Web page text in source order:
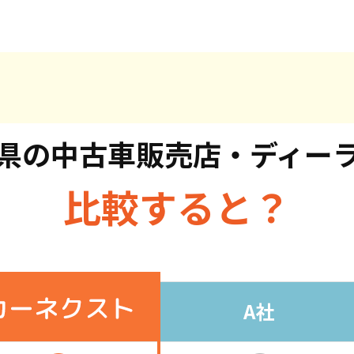
の中古車販売店・ディー
比較すると？